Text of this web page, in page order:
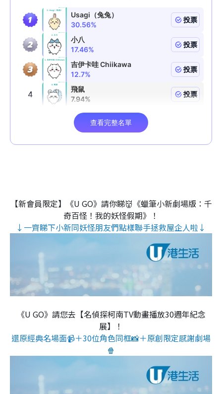
【新會員限定】《U GO》請你睇👹《蠟筆小新劇場版：千
奇百怪！我的妖怪假期》！
↓一齊睇下小新同妖怪朋友們點樣聯手拯救屋企人啦↓
《U GO》請您去【名偵探柯南TV動畫播放30週年紀念
展】！
還原經典名場面📹＋30位角色同框📸＋原創限定感謝劇場
🍿